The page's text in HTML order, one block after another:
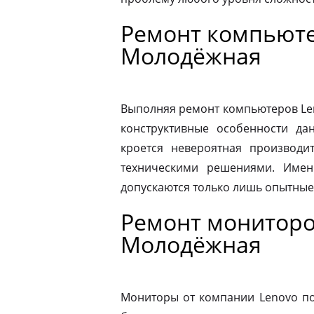
Ремонт
Молодёжная
Выполняя ремонт компьютеров
конструктивные особенности
кроется невероятная
техническими решениями.
допускаются только лишь
Ремонт
Молодёжная
Мониторы от компании Lenovo